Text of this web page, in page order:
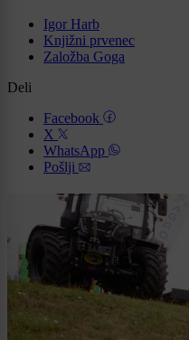
Igor Harb
Knjižni prvenec
Založba Goga
Deli
Facebook
X
WhatsApp
Pošlji